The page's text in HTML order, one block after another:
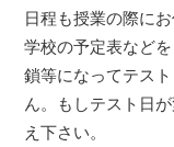
日程も授業の際に
学校の予定表など
鎖等になってテス
ん。もしテスト日
え下さい。